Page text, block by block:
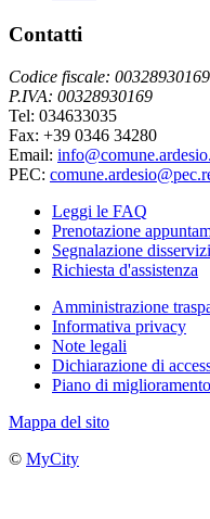
Contatti
Codice fiscale: 00328930169
P.IVA: 00328930169
Tel: 034633035
Fax: +39 0346 34280
Email:
PEC:
Leggi le FAQ
Prenotazione
Segnalazione
Richiesta d'assistenza
Amministrazione
Informativa privacy
Note legali
Dichiarazione di
Piano di
Mappa del sito
© MyCity